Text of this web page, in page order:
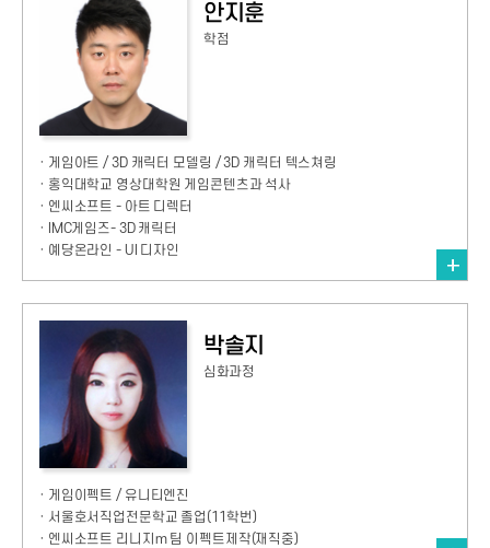
안지훈
학점
· 게임아트 / 3D 캐릭터 모델링 / 3D 캐릭터 텍스쳐링
· 홍익대학교 영상대학원 게임콘텐츠과 석사
· 엔씨소프트 - 아트 디렉터
· IMC게임즈- 3D 캐릭터
· 예당온라인 - UI 디자인
박솔지
심화과정
· 게임이펙트 / 유니티엔진
· 서울호서직업전문학교 졸업(11학번)
· 엔씨소프트 리니지m 팀 이펙트제작(재직중)